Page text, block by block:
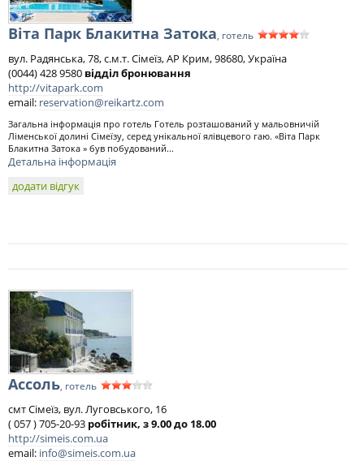
Віта Парк Блакитна Затока, готель
вул. Радянська, 78, с.м.т. Сімеїз, АР Крим, 98680, Україна
(0044) 428 9580 відділ бронювання
http://vitapark.com
email: reservation@reikartz.com
Загальна інформація про готель Готель розташований у мальовничій
Ліменської долині Сімеїзу, серед унікальної ялівцевого гаю. «Віта Парк
Блакитна Затока » був побудований...
Детальна інформація
додати відгук
Ассоль, готель
смт Сімеїз, вул. Луговського, 16
( 057 ) 705-20-93 робітник, з 9.00 до 18.00
http://simeis.com.ua
email: info@simeis.com.ua